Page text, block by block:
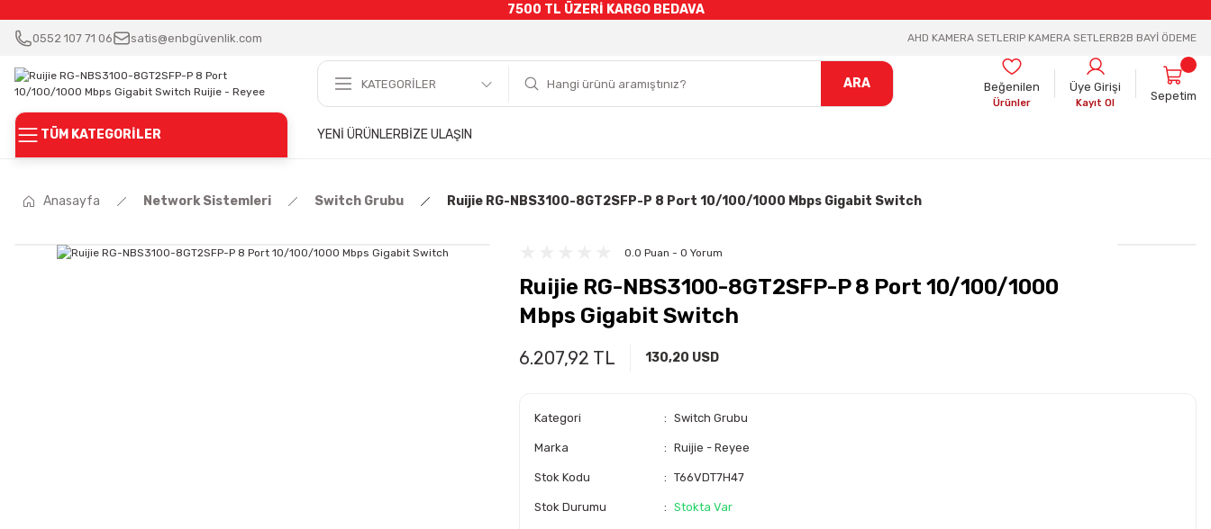
7500 TL ÜZERİ KARGO BEDAVA
0552 107 71 06 satis@enbgüvenlik.com AHD KAMERA SETLERIP KAMERA SETLERB2B BAYİ ÖDEME
ARA Beğenilen
Ürünler
Üye Girişi
Kayıt Ol
Sepetim
TÜM KATEGORİLER YENİ ÜRÜNLERBİZE ULAŞIN
Anasayfa Network Sistemleri Switch Grubu Ruijie RG-NBS3100-8GT2SFP-P 8 Port 10/100/1000 Mbps Gigabit Switch
0.0 Puan - 0 Yorum
Ruijie RG-NBS3100-8GT2SFP-P 8 Port 10/100/1000
Mbps Gigabit Switch
6.207,92 TL 130,20 USD
Kategori Switch Grubu
Marka Ruijie - Reyee
Stok Kodu T66VDT7H47
Stok Durumu Stokta Var